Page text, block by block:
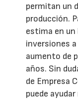
permitan un
producción.
estima en un
inversiones
aumento de
años. Sin
de Empresa
puede